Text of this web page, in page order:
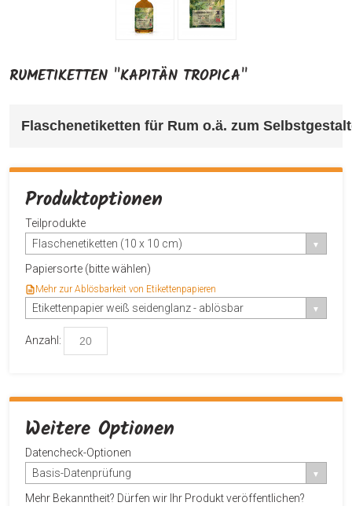
RUMETIKETTEN "KAPITÄN TROPICA"
Flaschenetiketten für Rum o.ä. zum
Produktoptionen
Teilprodukte
Flaschenetiketten (10 x 10 cm)
Papiersorte (bitte wählen)
Mehr zur Ablösbarkeit von Etikettenpapieren
Etikettenpapier weiß seidenglanz - ablösbar
Anzahl:
Weitere Optionen
Datencheck-Optionen
Basis-Datenprüfung
Mehr Bekanntheit? Dürfen wir Ihr Produkt veröffentlichen?